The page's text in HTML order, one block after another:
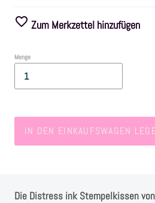
Zubehör
Frühling/Ostern
Maritim/Sommer
Herbst
SALE
Zum Merkzettel hinzufügen
Menge
IN DEN EINKAUFSWAGEN
Die Distress ink Stempelkissen